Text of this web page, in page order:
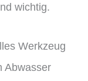
wichtig.
Werkzeug
Abwasser